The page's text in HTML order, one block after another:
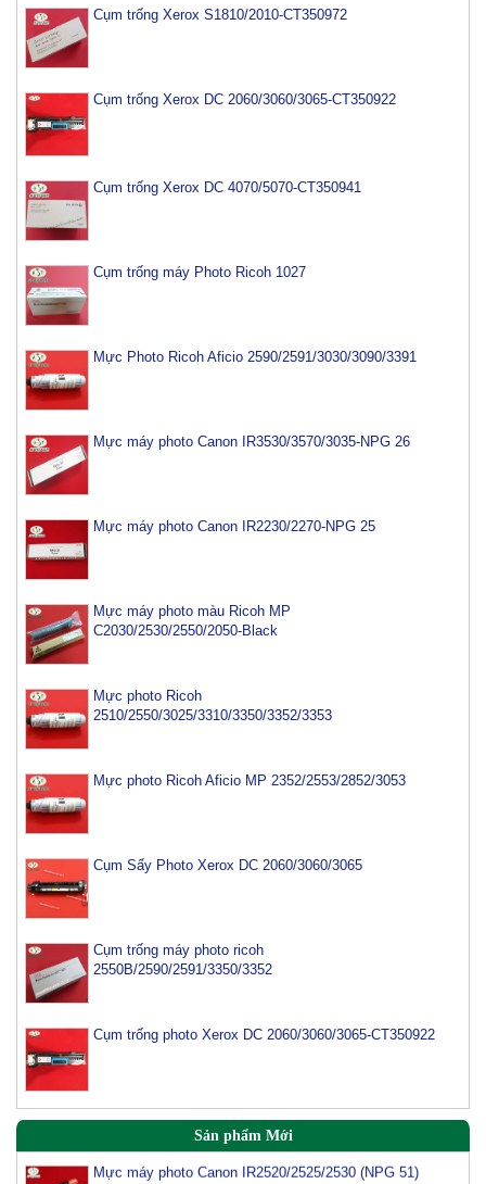
Cụm trống Xerox S1810/2010-CT350972
Cụm trống Xerox DC 2060/3060/3065-CT350922
Cụm trống Xerox DC 4070/5070-CT350941
Cụm trống máy Photo Ricoh 1027
Mực Photo Ricoh Aficio 2590/2591/3030/3090/3391
Mực máy photo Canon IR3530/3570/3035-NPG 26
Mực máy photo Canon IR2230/2270-NPG 25
Mực máy photo màu Ricoh MP
C2030/2530/2550/2050-Black
Mực photo Ricoh
2510/2550/3025/3310/3350/3352/3353
Mực photo Ricoh Aficio MP 2352/2553/2852/3053
Cụm Sấy Photo Xerox DC 2060/3060/3065
Cụm trống máy photo ricoh
2550B/2590/2591/3350/3352
Cụm trống photo Xerox DC 2060/3060/3065-CT350922
Sản phẩm Mới
Mực máy photo Canon IR2520/2525/2530 (NPG 51)